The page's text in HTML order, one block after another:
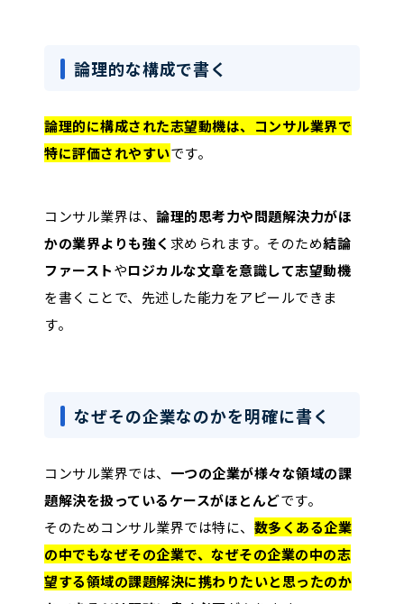
論理的な構成で書く
論理的に構成された志望動機は、コンサル業界で
特に評価されやすいです。
コンサル業界は、 論理的思考力や問題解決力がほ
かの業界よりも強く 求められます。そのため結論
ファーストやロジカルな文章を意識して志望動機
を書くことで、先述した能力をアピールできま
す。
なぜその企業なのかを明確に書く
コンサル業界では、 一つの企業が様々な領域の課
題解決を扱っているケースがほとんどです。
そのためコンサル業界では特に、 数多くある企業
の中でもなぜその企業で、なぜその企業の中の志
望する領域の課題解決に携わりたいと思ったのか